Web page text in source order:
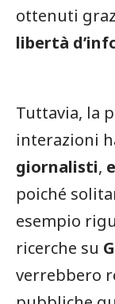
ottenuti
libertà
Tuttavia, la
interazioni
giornalisti,
poiché
esempio
ricerche su
verrebbero